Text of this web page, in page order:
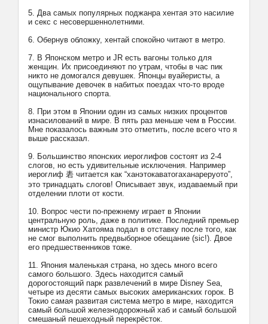
5. Два самых популярных поджанра хентая это насилие
и секс с несовершеннолетними.
6. Обернув обложку, хентай спокойно читают в метро.
7. В Японском метро и JR есть вагоны только для
женщин. Их присоединяют по утрам, чтобы в час пик
никто не домогался девушек. Японцы вуайеристы, а
ощупывание девочек в набитых поездах что-то вроде
национального спорта.
8. При этом в Японии один из самых низких процентов
изнасилований в мире. В пять раз меньше чем в России.
Мне показалось важным это отметить, после всего что я
выше рассказал.
9. Большинство японских иероглифов состоят из 2-4
слогов, но есть удивительные исключения. Например
иероглиф 砉 читается как “ханэтокаватогаханареруото”,
это тринадцать слогов! Описывает звук, издаваемый при
отделении плоти от кости.
10. Вопрос чести по-прежнему играет в Японии
центральную роль, даже в политике. Последний премьер
министр Юкио Хатояма подал в отставку после того, как
не смог выполнить предвыборное обещание (sic!). Двое
его предшественников тоже.
11. Япония маленькая страна, но здесь много всего
самого большого. Здесь находится самый
дорогостоящий парк развлечений в мире Disney Sea,
четыре из десяти самых высоких американских горок. В
Токио самая развитая система метро в мире, находится
самый большой железнодорожный хаб и самый большой
смешаный пешеходный перекрёсток.